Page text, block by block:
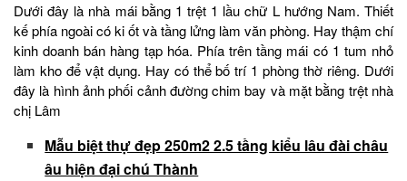
Dưới đây là nhà mái bằng 1 trệt 1 lầu chữ L hướng Nam. Thiết
kế phía ngoài có ki ốt và tầng lửng làm văn phòng. Hay thậm chí
kinh doanh bán hàng tạp hóa. Phía trên tầng mái có 1 tum nhỏ
làm kho để vật dụng. Hay có thể bố trí 1 phòng thờ riêng. Dưới
đây là hình ảnh phối cảnh đường chim bay và mặt bằng trệt nhà
chị Lâm
Mẫu biệt thự đẹp 250m2 2.5 tầng kiểu lâu đài châu
âu hiện đại chú Thành